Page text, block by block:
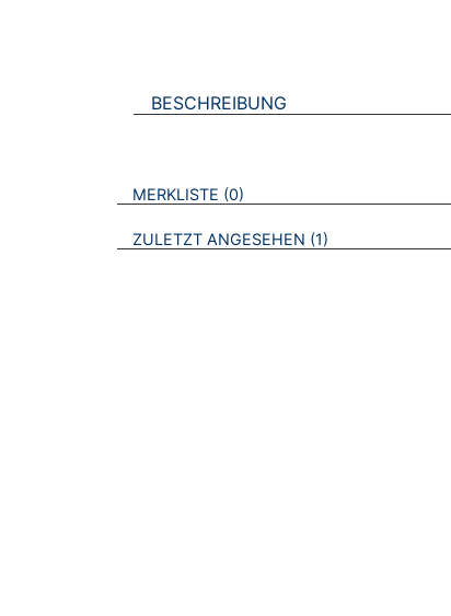
BESCHREIBUNG
VERWEISE AUF VERMERKTE- ODER
MERKLISTE 0
ZULETZT ANGESEHEN 1